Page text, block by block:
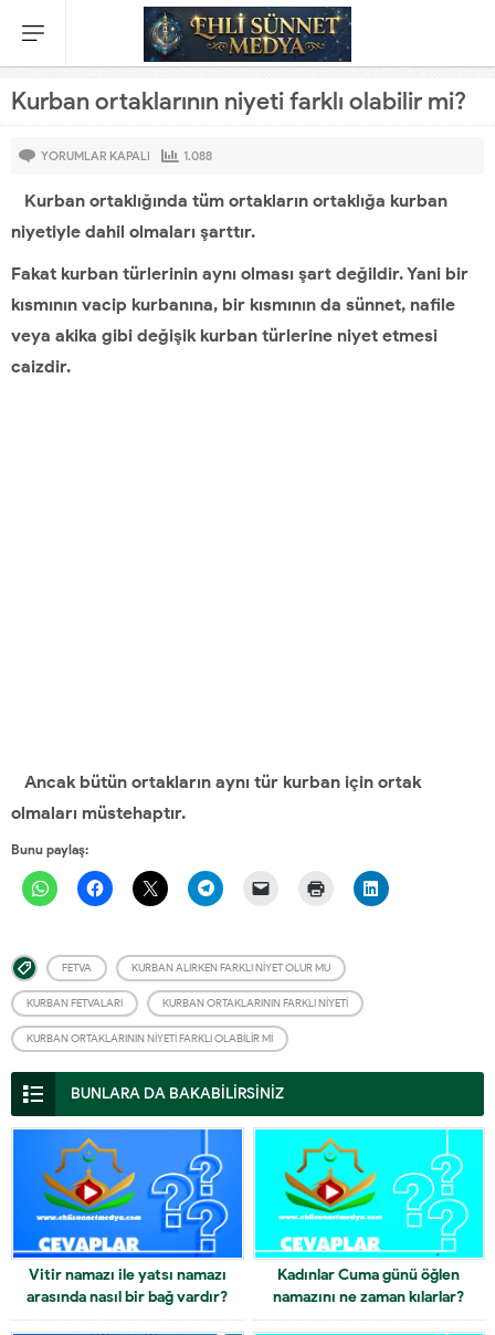
Kurban ortaklarının niyeti farklı olabilir mi?
YORUMLAR KAPALI 1.088
Kurban ortaklığında tüm ortakların ortaklığa kurban
niyetiyle dahil olmaları şarttır.
Fakat kurban türlerinin aynı olması şart değildir. Yani bir
kısmının vacip kurbanına, bir kısmının da sünnet, nafile
veya akika gibi değişik kurban türlerine niyet etmesi
caizdir.
Ancak bütün ortakların aynı tür kurban için ortak
olmaları müstehaptır.
Bunu paylaş:
FETVA KURBAN ALIRKEN FARKLI NIYET OLUR MU
KURBAN FETVALARI KURBAN ORTAKLARININ FARKLI NIYETI
KURBAN ORTAKLARININ NIYETI FARKLI OLABILIR MI
BUNLARA DA BAKABİLİRSİNİZ
Vitir namazı ile yatsı namazı
arasında nasıl bir bağ vardır?
Kadınlar Cuma günü öğlen
namazını ne zaman kılarlar?